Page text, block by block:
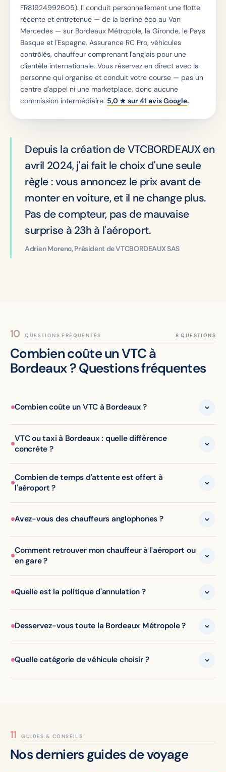
FR81924992605). Il conduit personnellement une flotte
récente et entretenue — de la berline éco au Van
Mercedes — sur Bordeaux Métropole, la Gironde, le Pays
Basque et l'Espagne. Assurance RC Pro, véhicules
contrôlés, chauffeur comprenant l'anglais pour une
clientèle internationale. Vous réservez en direct avec la
personne qui organise et conduit votre course — pas un
centre d'appel ni une marketplace, donc aucune
commission intermédiaire. 5,0 ★ sur41 avis Google.
Depuis la création de VTCBORDEAUX en
avril 2024, j'ai fait le choix d'une seule
règle : vous annoncez le prix avant de
monter en voiture, et il ne change plus.
Pas de compteur, pas de mauvaise
surprise à 23h à l'aéroport.
Adrien Moreno, Président de VTCBORDEAUX SAS
QUESTIONS FRÉQUENTES
Combien coûte un VTC à
Bordeaux ? Questions fréquentes
Combien coûte un VTC à Bordeaux ?
VTC ou taxi à Bordeaux : quelle différence
concrète ?
Combien de temps d'attente est offert à
l'aéroport ?
Avez-vous des chauffeurs anglophones ?
Comment retrouver mon chauffeur à l'aéroport ou
en gare ?
Quelle est la politique d'annulation ?
Desservez-vous toute la Bordeaux Métropole ?
Quelle catégorie de véhicule choisir ?
GUIDES & CONSEILS
Nos derniers guides de voyage